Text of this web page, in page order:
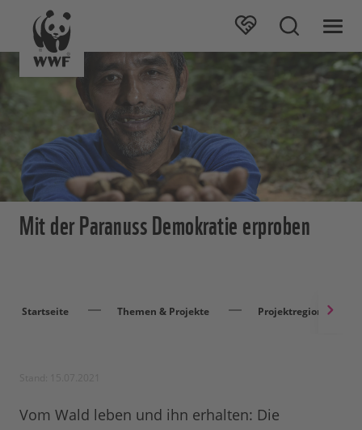
Mit der Paranuss Demokratie erproben
Startseite Themen & Projekte Projektregionen
Vom Wald leben und ihn erhalten: Die